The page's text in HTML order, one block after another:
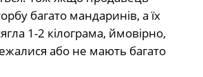
багато мандаринів, а їх
1-2 кілограма, ймовірно,
або не мають багато